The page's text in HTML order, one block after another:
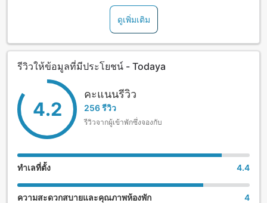
(2) It is just 3 minutes on foot from Toba Station on the
Kintetsu and JR lines (free shuttle available). Some of Ise-
Shima's major sightseeing facilities - such as Toba
Aquarium, Mikimoto Pearl Island, and sightseeing tour
(3) While in a location that is convenient for city
sightseeing, this lodging boasts of a great view overlooking
Toba Bay.
(4) The South Wing - which features 20 different
guestroom types (including barrier free guestrooms) - was
reopened after renovations in July 2018.
restaurant, and in-room dining.
ดูเพิ่มเติม
รีวิวให้ข้อมูลที่มีประโยชน์ - Todaya
4.2
คะแนนรีวิว
256 รีวิว
รีวิวจากผู้เข้าพักซึ่งจองกับ
ทำเลที่ตั้ง 4.4
ความสะดวกสบายและคุณภาพห้องพัก 4